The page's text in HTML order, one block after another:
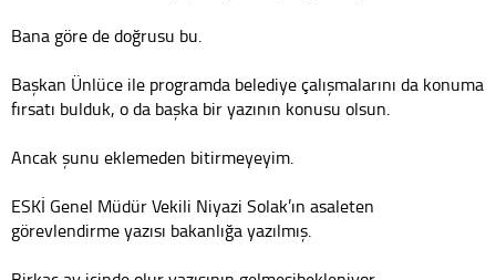
Bana göre de doğrusu bu.
Başkan Ünlüce ile programda belediye çalışmalarını da konuma
fırsatı bulduk, o da başka bir yazının konusu olsun.
Ancak şunu eklemeden bitirmeyeyim.
ESKİ Genel Müdür Vekili Niyazi Solak’ın asaleten
görevlendirme yazısı bakanlığa yazılmış.